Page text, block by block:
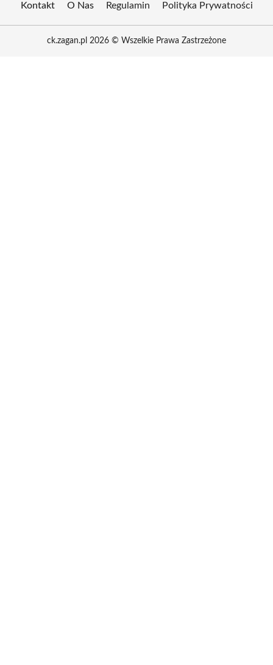
Kontakt O Nas Regulamin Polityka Prywatności
ck.zagan.pl 2026 © Wszelkie Prawa Zastrzeżone